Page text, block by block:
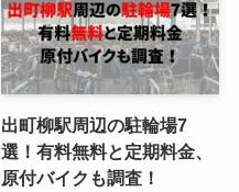
出町柳駅周辺の駐輪場7
選！有料無料と定期料金、
原付バイクも調査！